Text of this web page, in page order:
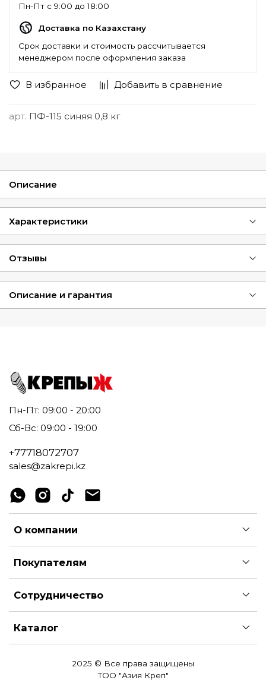
В избранное Добавить в сравнение
арт. ПФ-115 синяя 0,8 кг
Пн-Пт с 9:00 до 18:00
Доставка по Казахстану
Срок доставки и стоимость рассчитывается
менеджером после оформления заказа
Описание
Характеристики
Отзывы
Описание и гарантия
Пн-Пт: 09:00 - 20:00
Сб-Вс: 09:00 - 19:00
+77718072707
sales@zakrepi.kz
О компании
Покупателям
Сотрудничество
Каталог
2025 © Все права защищены
ТОО "Азия Креп"